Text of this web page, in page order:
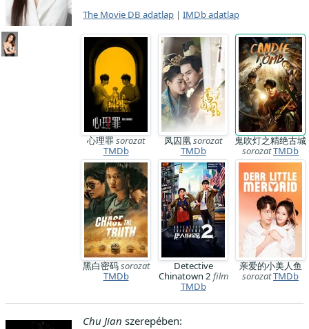
The Movie DB adatlap | IMDb adatlap
心理罪sorozat
TMDb
凤囚凰sorozat
TMDb
鬼吹灯之精绝古城
sorozatTMDb
黑白密码sorozat
TMDb
Detective
Chinatown 2 film
TMDb
亲爱的小美人鱼
sorozatTMDb
Chu Jian szerepében: